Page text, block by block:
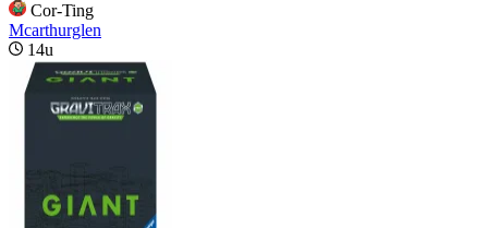
Cor-Ting
Mcarthurglen
14u